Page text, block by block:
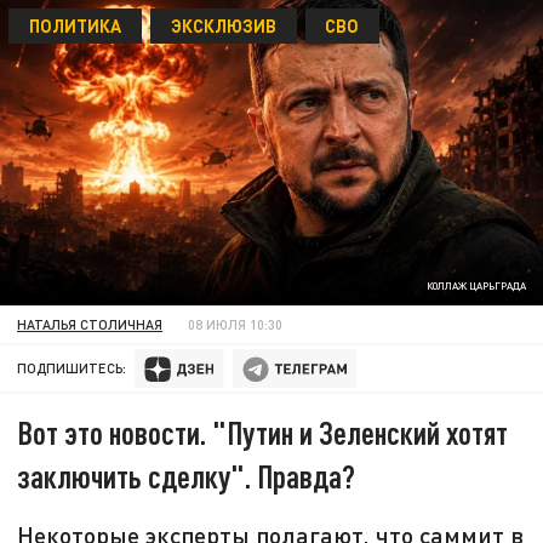
КОЛЛАЖ ЦАРЬГРАДА
ПОЛИТИКА ЭКСКЛЮЗИВ СВО
НАТАЛЬЯ СТОЛИЧНАЯ 08 ИЮЛЯ 10:30
ПОДПИШИТЕСЬ:
Вот это новости. "Путин и Зеленский хотят
заключить сделку". Правда?
Некоторые эксперты полагают, что саммит в